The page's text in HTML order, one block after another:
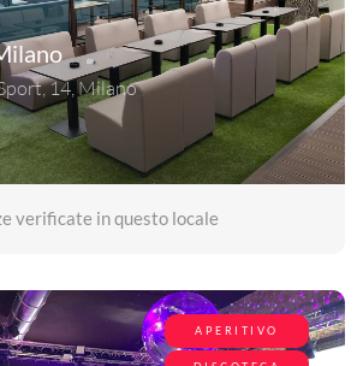
14, Milano
verificate in questo locale
APERITIVO